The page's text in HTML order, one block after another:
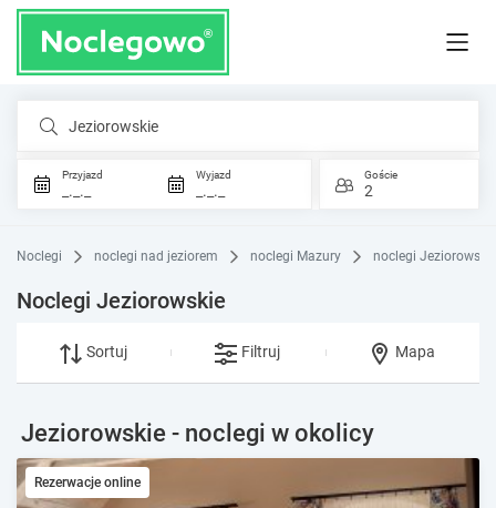
Jeziorowskie
Przyjazd
_._._
Wyjazd
_._._
Goście
2
Noclegi noclegi nad jeziorem noclegi Mazury noclegi Jeziorowskie
Noclegi Jeziorowskie
Sortuj Filtruj Mapa
Jeziorowskie - noclegi w okolicy
Rezerwacje online